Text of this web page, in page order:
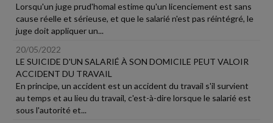
Lorsqu'un juge prud'homal estime qu'un licenciement est sans
cause réelle et sérieuse, et que le salarié n'est pas réintégré, le
juge doit appliquer un...
20/05/2022
LE SUICIDE D'UN SALARIÉ À SON DOMICILE PEUT VALOIR
ACCIDENT DU TRAVAIL
En principe, un accident est un accident du travail s'il survient
au temps et au lieu du travail, c'est-à-dire lorsque le salarié est
sous l'autorité et...